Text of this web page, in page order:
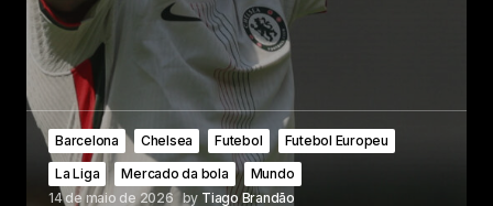
Barcelona Chelsea Futebol
Futebol Europeu
La Liga
Mercado da bola
Mundo
14 de maio de 2026 by Tiago Brandão